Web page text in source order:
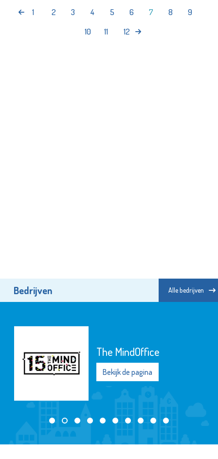
1 2 3 4 5 6 7 8
9
10
11 12
Bedrijven Alle bedrijven
Bree's New World & Banz
Bord
Bekijk de pagina